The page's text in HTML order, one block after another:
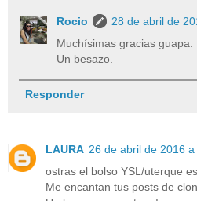
Rocio
28 de abril de
Muchísimas gracias guapa.
Un besazo.
Responder
LAURA 26 de abril de 2016
ostras el bolso YSL/uterque
Me encantan tus posts de